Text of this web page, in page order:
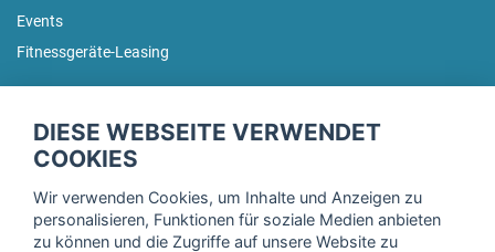
Events
Fitnessgeräte-Leasing
Trage dich hier für unseren Newsletter ein und erhalte regelmäßig
DIESE WEBSEITE VERWENDET
COOKIES
Wir verwenden Cookies, um Inhalte und Anzeigen zu
personalisieren, Funktionen für soziale Medien anbieten
zu können und die Zugriffe auf unsere Website zu